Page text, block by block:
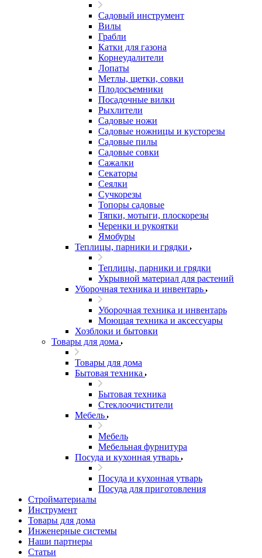
Садовый инструмент
Вилы
Грабли
Катки для газона
Корнеудалители
Лопаты
Метлы, щетки, совки
Плодосъемники
Посадочные вилки
Рыхлители
Садовые ножи
Садовые ножницы и кусторезы
Садовые пилы
Садовые совки
Сажалки
Секаторы
Сеялки
Сучкорезы
Топоры садовые
Тяпки, мотыги, плоскорезы
Черенки и рукоятки
Ямобуры
Теплицы, парники и грядки
Теплицы, парники и грядки
Укрывной материал для растений
Уборочная техника и инвентарь
Уборочная техника и инвентарь
Моющая техника и аксессуары
Хозблоки и бытовки
Товары для дома
Товары для дома
Бытовая техника
Бытовая техника
Стеклоочистители
Мебель
Мебель
Мебельная фурнитура
Посуда и кухонная утварь
Посуда и кухонная утварь
Посуда для приготовления
Стройматериалы
Инструмент
Товары для дома
Инженерные системы
Наши партнеры
Статьи